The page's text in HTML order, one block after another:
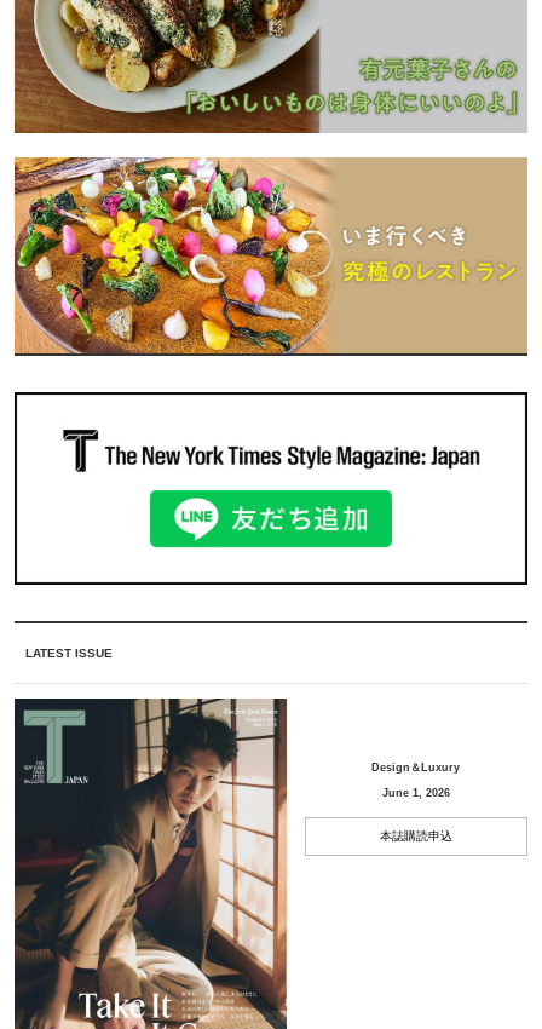
LATEST ISSUE
Design＆Luxury
June 1, 2026
本誌購読申込